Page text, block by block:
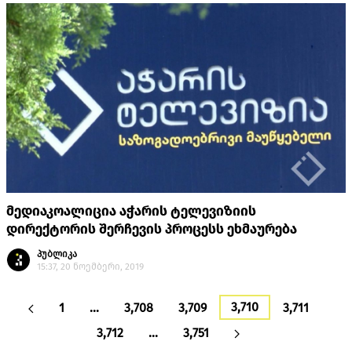
მედიაკოალიცია აჭარის ტელევიზიის
დირექტორის შერჩევის პროცესს ეხმაურება
პუბლიკა
15:37, 20 ნოემბერი, 2019
1 … 3,708 3,709 3,710
3,711
3,712
… 3,751